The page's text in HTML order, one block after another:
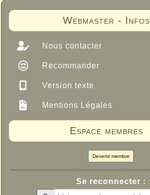
Webmaster - Infos
Nous contacter
Recommander
Version texte
Mentions Légales
Espace membres
Devenir membre
Se reconnecter :